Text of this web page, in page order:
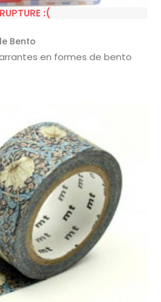
RUPTURE :(
Bento
en formes de bento